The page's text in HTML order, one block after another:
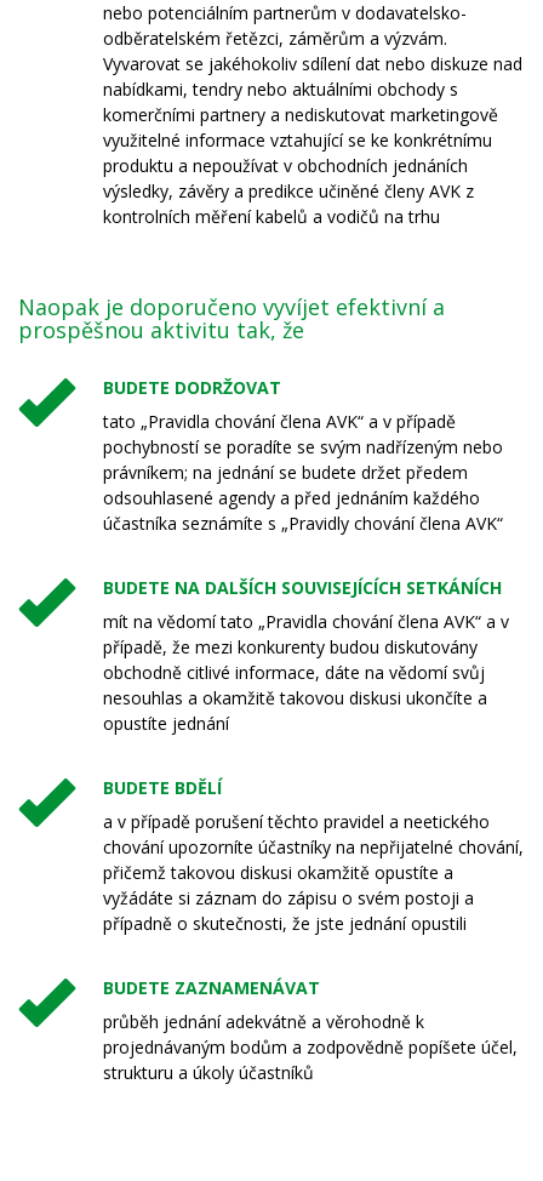
nebo potenciálním partnerům v dodavatelsko-
odběratelském řetězci, záměrům a výzvám.
Vyvarovat se jakéhokoliv sdílení dat nebo diskuze nad
nabídkami, tendry nebo aktuálními obchody s
komerčními partnery a nediskutovat marketingově
využitelné informace vztahující se ke konkrétnímu
produktu a nepoužívat v obchodních jednáních
výsledky, závěry a predikce učiněné členy AVK z
kontrolních měření kabelů a vodičů na trhu
Naopak je doporučeno vyvíjet efektivní a
prospěšnou aktivitu tak, že
BUDETE DODRŽOVAT
tato „Pravidla chování člena AVK“ a v případě
pochybností se poradíte se svým nadřízeným nebo
právníkem; na jednání se budete držet předem
odsouhlasené agendy a před jednáním každého
účastníka seznámíte s „Pravidly chování člena AVK“
BUDETE NA DALŠÍCH SOUVISEJÍCÍCH SETKÁNÍCH
mít na vědomí tato „Pravidla chování člena AVK“ a v
případě, že mezi konkurenty budou diskutovány
obchodně citlivé informace, dáte na vědomí svůj
nesouhlas a okamžitě takovou diskusi ukončíte a
opustíte jednání
BUDETE BDĚLÍ
a v případě porušení těchto pravidel a neetického
chování upozorníte účastníky na nepřijatelné chování,
přičemž takovou diskusi okamžitě opustíte a
vyžádáte si záznam do zápisu o svém postoji a
případně o skutečnosti, že jste jednání opustili
BUDETE ZAZNAMENÁVAT
průběh jednání adekvátně a věrohodně k
projednávaným bodům a zodpovědně popíšete účel,
strukturu a úkoly účastníků